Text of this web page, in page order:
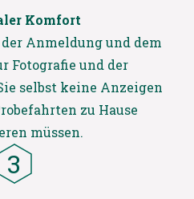
Komfort
Anmeldung und dem
Fotografie und der
selbst keine Anzeigen
zu Hause
müssen.